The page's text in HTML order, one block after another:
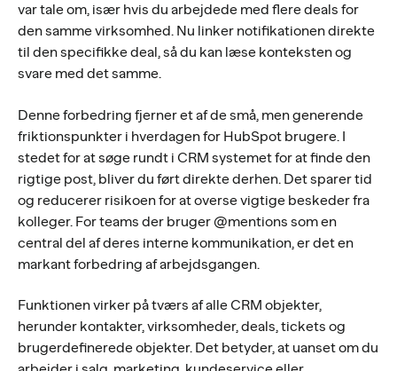
var tale om, især hvis du arbejdede med flere deals for
den samme virksomhed. Nu linker notifikationen direkte
til den specifikke deal, så du kan læse konteksten og
svare med det samme.
Denne forbedring fjerner et af de små, men generende
friktionspunkter i hverdagen for HubSpot brugere. I
stedet for at søge rundt i CRM systemet for at finde den
rigtige post, bliver du ført direkte derhen. Det sparer tid
og reducerer risikoen for at overse vigtige beskeder fra
kolleger. For teams der bruger @mentions som en
central del af deres interne kommunikation, er det en
markant forbedring af arbejdsgangen.
Funktionen virker på tværs af alle CRM objekter,
herunder kontakter, virksomheder, deals, tickets og
brugerdefinerede objekter. Det betyder, at uanset om du